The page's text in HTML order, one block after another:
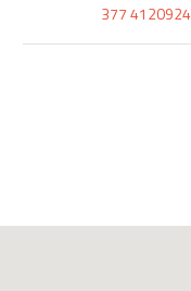
377 4120924